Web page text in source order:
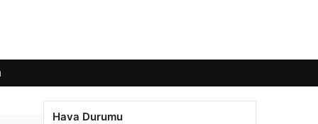
Hava Durumu